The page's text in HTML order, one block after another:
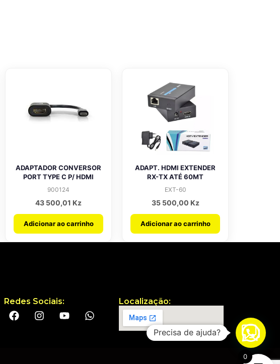
ADAPTADOR CONVERSOR
PORT TYPE C P/ HDMI
900124
43 500,01 Kz
Adicionar ao carrinho
ADAPT. HDMI EXTENDER
RX-TX ATÉ 60MT
EXT-60
35 500,00 Kz
Adicionar ao carrinho
Redes Sociais: Localização:
0
Precisa de ajuda?